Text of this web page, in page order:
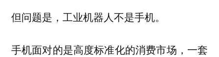
但问题是，工业机器人不是手机。
手机面对的是高度标准化的消费市场，一套